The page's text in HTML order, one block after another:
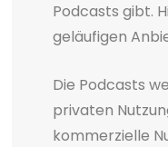
Podcasts gibt.
geläufigen
Die Podcasts
privaten
kommerzielle